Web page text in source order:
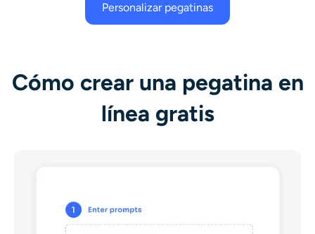
Personalizar pegatinas
Cómo crear una pegatina en
línea gratis